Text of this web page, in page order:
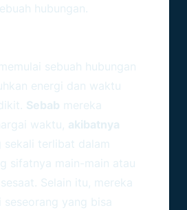
hubungan.
sebuah hubungan
energi dan waktu
Sebab mereka
waktu, akibatnya
sekali terlibat dalam
sifatnya main-main atau
Selain itu, mereka
seseorang yang bisa